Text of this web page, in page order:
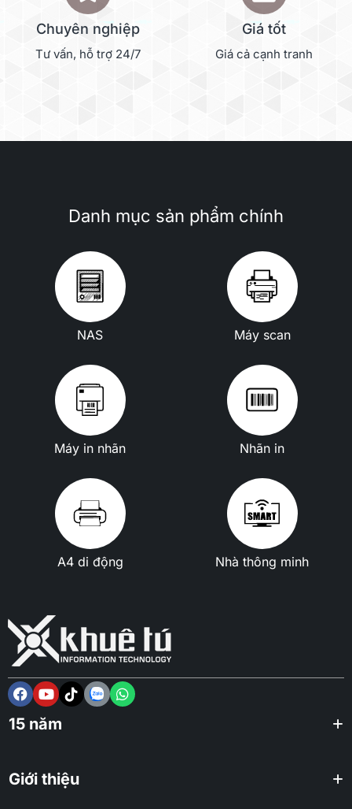
Chuyên nghiệp
Tư vấn, hỗ trợ 24/7
Giá tốt
Giá cả cạnh tranh
Danh mục sản phẩm chính
NAS Máy scan
Máy in nhãn Nhãn in
A4 di động Nhà thông minh
15 năm
Giới thiệu